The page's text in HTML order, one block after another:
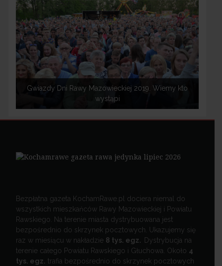
Gwiazdy Dni Rawy Mazowieckiej 2019. Wiemy kto
wystąpi
Bezpłatna gazeta KochamRawe.pl dociera niemal do
wszystkich mieszkańców Rawy Mazowieckiej i Powiatu
Rawskiego. Na terenie miasta dystrybuowana jest
bezpośrednio do skrzynek pocztowych. Ukazujemy się
raz w miesiącu w nakładzie 8 tys. egz. Dystrybucja na
terenie całego Powiatu Rawskiego i Głuchowa. Około 4
tys. egz. trafia bezpośrednio do skrzynek pocztowych